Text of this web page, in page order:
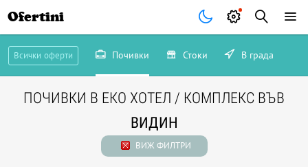
Ofertini
Всички оферти Почивки Стоки В града
ПОЧИВКИ В ЕКО ХОТЕЛ / КОМПЛЕКС ВЪВ
ВИДИН
ВИЖ ФИЛТРИ